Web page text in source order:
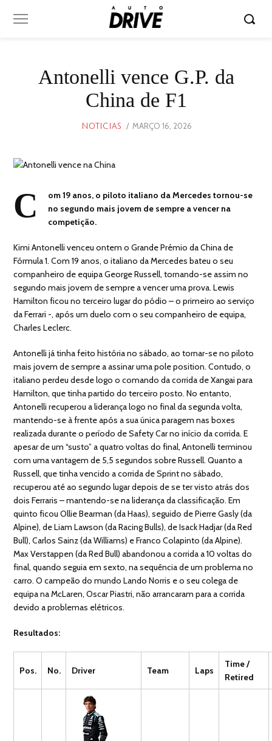
Antonelli vence G.P. da
China de F1
NOTICIAS
POSTED
MARÇO 16, 2026
C
om 19 anos, o piloto italiano da Mercedes tornou-se
no segundo mais jovem de sempre a vencer na
competição.
Kimi Antonelli venceu ontem o Grande Prémio da China de
Fórmula 1. Com 19 anos, o italiano da Mercedes bateu o seu
companheiro de equipa George Russell, tornando-se assim no
segundo mais jovem de sempre a vencer uma prova. Lewis
Hamilton ficou no terceiro lugar do pódio – o primeiro ao serviço
da Ferrari -, após um duelo com o seu companheiro de equipa,
Charles Leclerc.
Antonelli já tinha feito história no sábado, ao tornar-se no piloto
mais jovem de sempre a assinar uma pole position. Contudo, o
italiano perdeu desde logo o comando da corrida de Xangai para
Hamilton, que tinha partido do terceiro posto. No entanto,
Antonelli recuperou a liderança logo no final da segunda volta,
mantendo-se à frente após a sua única paragem nas boxes
realizada durante o período de Safety Car no início da corrida. E
apesar de um “susto” a quatro voltas do final, Antonelli terminou
com uma vantagem de 5,5 segundos sobre Russell. Quanto a
Russell, que tinha vencido a corrida de Sprint no sábado,
recuperou até ao segundo lugar depois de se ter visto atrás dos
dois Ferraris – mantendo-se na liderança da classificação. Em
quinto ficou Ollie Bearman (da Haas), seguido de Pierre Gasly (da
Alpine), de Liam Lawson (da Racing Bulls), de Isack Hadjar (da Red
Bull), Carlos Sainz (da Williams) e Franco Colapinto (da Alpine).
Max Verstappen (da Red Bull) abandonou a corrida a 10 voltas do
final, quando seguia em sexto, na sequência de um problema no
carro. O campeão do mundo Lando Norris e o seu colega de
equipa na McLaren, Oscar Piastri, não arrancaram para a corrida
devido a problemas elétricos.
Resultados:
Pos. No. Driver Team Laps
Time /
Retired